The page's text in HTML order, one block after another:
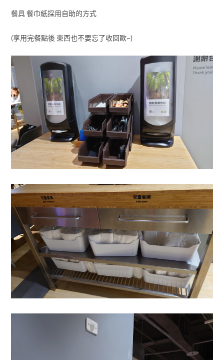
餐具 餐巾紙採用自助的方式
(享用完餐點後 東西也不要忘了收回歐~)